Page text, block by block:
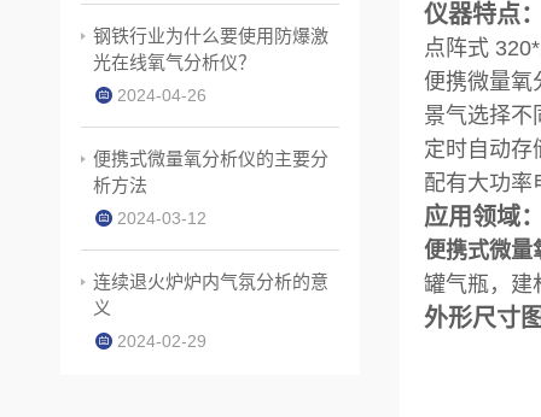
仪器特点
点阵式
便携微量氧
景气选择不
定时自动存
配有大功率
应用领域
便携式微量
罐气瓶，建
外形尺寸
钢铁行业为什么要使用防爆激
光在线氧气分析仪？
2024-04-26
便携式微量氧分析仪的主要分
析方法
2024-03-12
连续退火炉炉内气氛分析的意
义
2024-02-29